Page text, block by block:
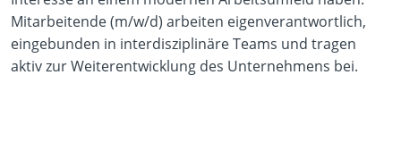
Mitarbeitende (m/w/d) arbeiten eigenverantwortlich,
eingebunden in interdisziplinäre Teams und tragen
aktiv zur Weiterentwicklung des Unternehmens bei.